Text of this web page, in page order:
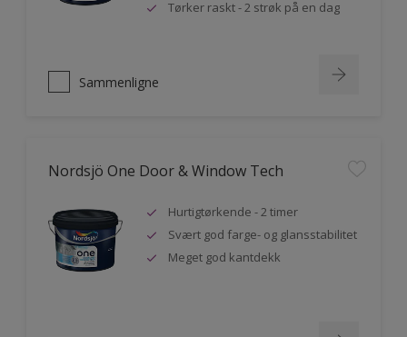
Tørker raskt - 2 strøk på en dag
Sammenligne
Nordsjö One Door & Window Tech
Hurtigtørkende - 2 timer
Svært god farge- og glansstabilitet
Meget god kantdekk